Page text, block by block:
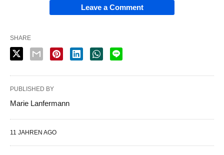
Leave a Comment
SHARE
PUBLISHED BY
Marie Lanfermann
11 JAHREN AGO